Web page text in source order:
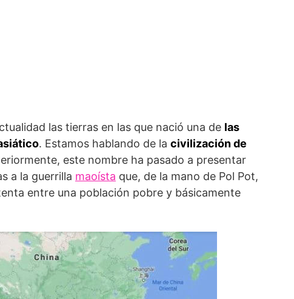
las tierras en las que nació una de las
. Estamos hablando de la civilización de
este nombre ha pasado a presentar
a la guerrilla maoísta que, de la mano de Pol Pot,
entre una población pobre y básicamente